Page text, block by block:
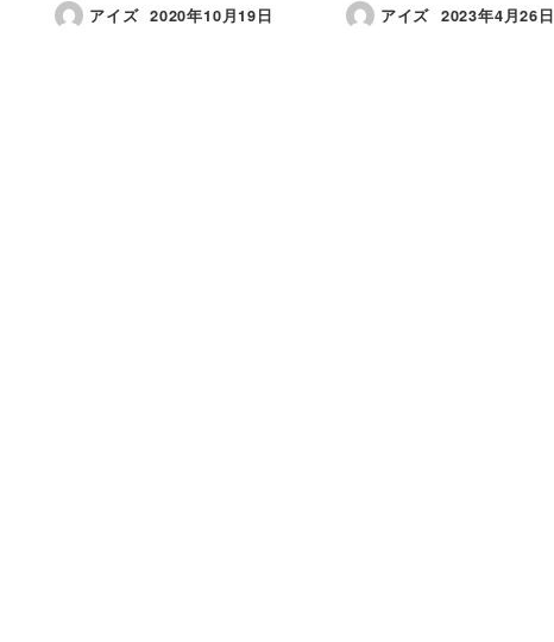
アイズ 2020年10月19日 アイズ 2023年4月26日